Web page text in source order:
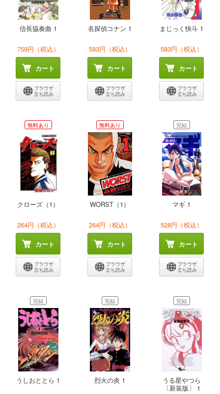
信長協奏曲 1
759円（税込）
カート
ブラウザ
立ち読み
名探偵コナン 1
583円（税込）
カート
ブラウザ
立ち読み
まじっく快斗 1
583円（税込）
カート
ブラウザ
立ち読み
無料あり
クローズ（1）
264円（税込）
カート
ブラウザ
立ち読み
無料あり
WORST（1）
264円（税込）
カート
ブラウザ
立ち読み
完結
マギ 1
528円（税込）
カート
ブラウザ
立ち読み
完結
うしおととら 1
完結
烈火の炎 1
完結
うる星やつら
〔新装版〕 1